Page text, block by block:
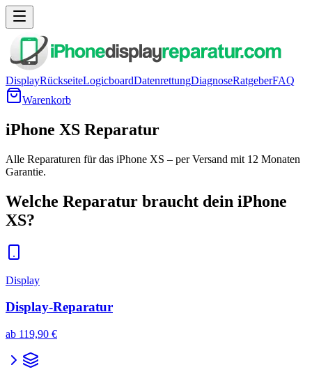
DisplayRückseiteLogicboardDatenrettungDiagnoseRatgeberFAQ
Warenkorb
iPhone XS Reparatur
Alle Reparaturen für das iPhone XS – per Versand mit 12 Monaten
Garantie.
Welche Reparatur braucht dein iPhone
XS?
Display
Display-Reparatur
ab 119,90 €